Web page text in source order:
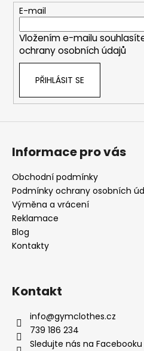
E-mail
Vložením e-mailu
ochrany osobních údajů
PŘIHLÁSIT SE
Informace pro vás
Obchodní podmínky
Podmínky ochrany osobních
Výměna a vrácení
Reklamace
Blog
Kontakty
Kontakt
info@gymclothes.cz
739 186 234
Sledujte nás na Facebooku